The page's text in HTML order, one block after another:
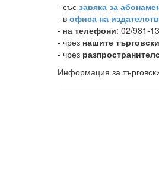
- със завяка за
- в офиса на
- на телефони: 02/981-
- чрез нашите
- чрез
Информация за